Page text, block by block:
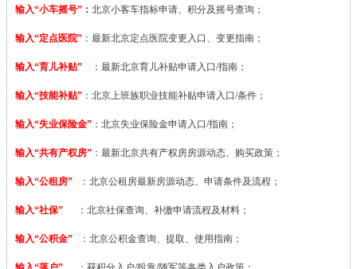
输入“小车摇号” ： 北京小客车指标申请、积分及摇号查询；
输入“定点医院” ： 最新北京定点医院变更入口、变更指南；
输入“育儿补贴” ：最新北京育儿补贴申请入口/指南；
输入“技能补贴” ： 北京上班族职业技能补贴申请入口/条件；
输入“失业保险金” ：北京失业保险金申请入口/指南；
输入“共有产权房” ：最新北京共有产权房房源动态、购买政策；
输入“公租房” ：北京公租房最新房源动态、申请条件及流程；
输入“社保” ：北京社保查询、补缴申请流程及材料；
输入“公积金” ：北京公积金查询、提取、使用指南；